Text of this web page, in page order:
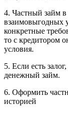
4. Частный займ
взаимовыгодных
конкретные
то с кредитором
условия.
5. Если есть
денежный займ.
6. Оформить
историей